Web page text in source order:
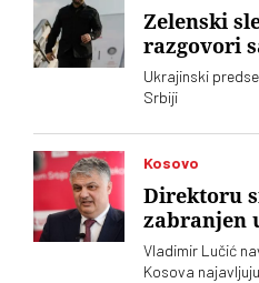
Zelenski
razgovori
Ukrajinski
Srbiji
Kosovo
Direktoru
zabranjen
Vladimir Lučić
Kosova